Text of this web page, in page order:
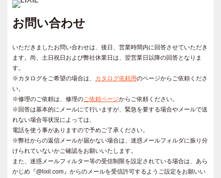
お問い合わせ
いただきましたお問い合わせは、後日、営業時間内に回答させていただき
ます。尚、土日祝日および弊社休業日は、翌営業日以降の回答となりま
す。
※カタログをご希望の場合は、 カタログ依頼用のページからご依頼くださ
い。
※修理のご依頼は、修理のご依頼ページからご依頼ください。
※回答は基本的にメールにて行いますが、緊急を要する場合やメールで送
れない場合等状況によっては、
電話を使う事がありますので予めご了承ください。
※弊社からの返信メールが届かない場合は、迷惑メールフォルダに振り分
けられていないかご確認をお願いいたします。
また、迷惑メールフィルター等の受信制限を設定されている場合は、あら
かじめ『@lixil.com』からのメールを受信許可するようご設定をお願いい